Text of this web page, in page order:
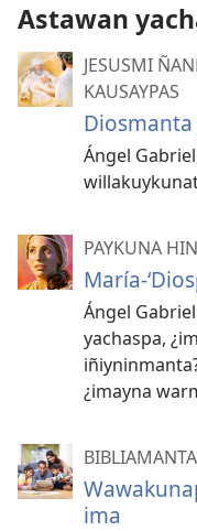
Astawan
JESUSMI
KAUSAYPAS
Ángel
PAYKUNA
María-
Ángel
yachaspa,
¿imayna
ima